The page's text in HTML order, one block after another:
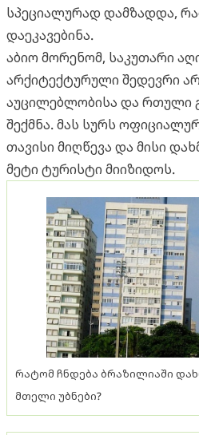
სპეციალურად დამზადდა,
დაეკავებინა.
აბიო მორენომ, საკუთარი
არქიტექტურული შედევრი
აუცილებლობისა და რთული
შექმნა. მას სურს
თავისი მიღწევა და მისი
მეტი ტურისტი მიიზიდოს.
რატომ ჩნდება ბრაზილიაში
მთელი უბნები?